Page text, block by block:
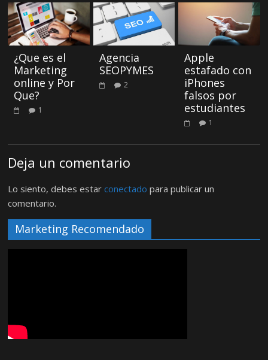
¿Que es el
Marketing
online y Por
Que?
1
Agencia
SEOPYMES
2
Apple
estafado con
iPhones
falsos por
estudiantes
1
Deja un comentario
Lo siento, debes estarconectado para publicar un
comentario.
Marketing Recomendado